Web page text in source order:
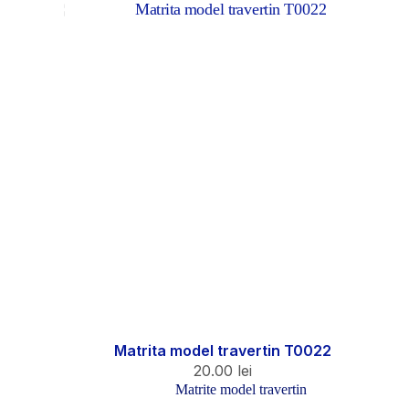
Matrita model travertin T0022
20.00 lei
Matrite model travertin